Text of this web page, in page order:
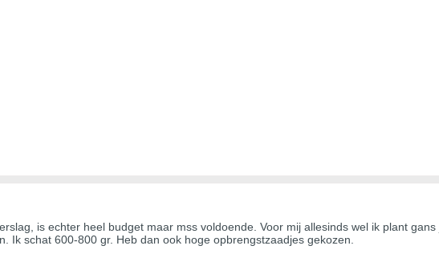
is echter heel budget maar mss voldoende. Voor mij allesinds wel ik plant
Ik schat 600-800 gr. Heb dan ook hoge opbrengstzaadjes gekozen.